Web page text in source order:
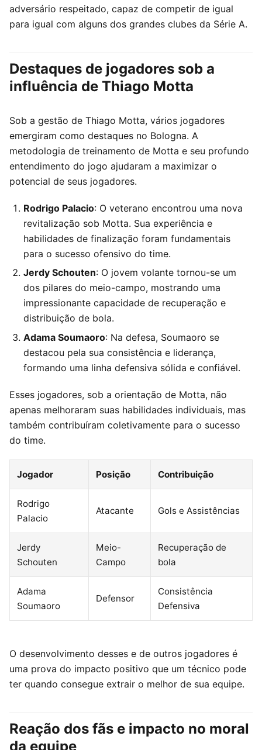
adversário respeitado, capaz de competir de igual
para igual com alguns dos grandes clubes da Série A.
Destaques de jogadores sob a
influência de Thiago Motta
Sob a gestão de Thiago Motta, vários jogadores
emergiram como destaques no Bologna. A
metodologia de treinamento de Motta e seu profundo
entendimento do jogo ajudaram a maximizar o
potencial de seus jogadores.
Rodrigo Palacio: O veterano encontrou uma nova
revitalização sob Motta. Sua experiência e
habilidades de finalização foram fundamentais
para o sucesso ofensivo do time.
Jerdy Schouten: O jovem volante tornou-se um
dos pilares do meio-campo, mostrando uma
impressionante capacidade de recuperação e
distribuição de bola.
Adama Soumaoro: Na defesa, Soumaoro se
destacou pela sua consistência e liderança,
formando uma linha defensiva sólida e confiável.
Esses jogadores, sob a orientação de Motta, não
apenas melhoraram suas habilidades individuais, mas
também contribuíram coletivamente para o sucesso
do time.
Jogador Posição Contribuição
Rodrigo
Palacio
Atacante Gols e Assistências
Jerdy
Schouten
Meio-
Campo
Recuperação de
bola
Adama
Soumaoro
Defensor
Consistência
Defensiva
O desenvolvimento desses e de outros jogadores é
uma prova do impacto positivo que um técnico pode
ter quando consegue extrair o melhor de sua equipe.
Reação dos fãs e impacto no moral
da equipe